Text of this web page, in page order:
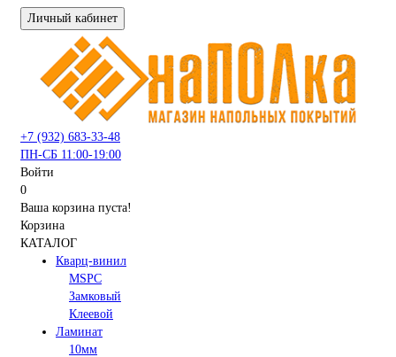
Личный кабинет
+7 (932) 683-33-48
ПН-СБ 11:00-19:00
Войти
0
Ваша корзина пуста!
Корзина
КАТАЛОГ
Кварц-винил
MSPC
Замковый
Клеевой
Ламинат
10мм